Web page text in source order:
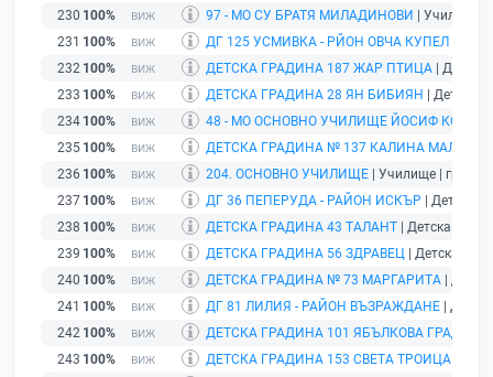
230 100% 97 - МО СУ БРАТЯ МИЛАДИНОВИ
| Училище
231 100% ДГ 125 УСМИВКА - РЙОН ОВЧА КУПЕЛ
232 100% ДЕТСКА ГРАДИНА 187 ЖАР ПТИЦА |
233 100% ДЕТСКА ГРАДИНА 28 ЯН БИБИЯН
| Детска
234 100%
48 - МО ОСНОВНО УЧИЛИЩЕ ЙОСИФ
235 100% ДЕТСКА ГРАДИНА № 137 КАЛИНА МАЛИНА
236 100% 204. ОСНОВНО УЧИЛИЩЕ | Училище | гр.
237 100% ДГ 36 ПЕПЕРУДА - РАЙОН ИСКЪР | Детска
238 100% ДЕТСКА ГРАДИНА 43 ТАЛАНТ | Детска
239 100% ДЕТСКА ГРАДИНА 56 ЗДРАВЕЦ | Детска
240 100% ДЕТСКА ГРАДИНА № 73 МАРГАРИТА |
241 100% ДГ 81 ЛИЛИЯ - РАЙОН ВЪЗРАЖДАНЕ |
242 100% ДЕТСКА ГРАДИНА 101 ЯБЪЛКОВА ГРАДИНА
243 100% ДЕТСКА ГРАДИНА 153 СВЕТА ТРОИЦА